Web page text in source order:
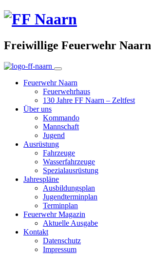
Freiwillige Feuerwehr Naarn
Feuerwehr Naarn
Feuerwehrhaus
130 Jahre FF Naarn – Zeltfest
Über uns
Kommando
Mannschaft
Jugend
Ausrüstung
Fahrzeuge
Wasserfahrzeuge
Spezialausrüstung
Jahrespläne
Ausbildungsplan
Jugendterminplan
Terminplan
Feuerwehr Magazin
Aktuelle Ausgabe
Kontakt
Datenschutz
Impressum